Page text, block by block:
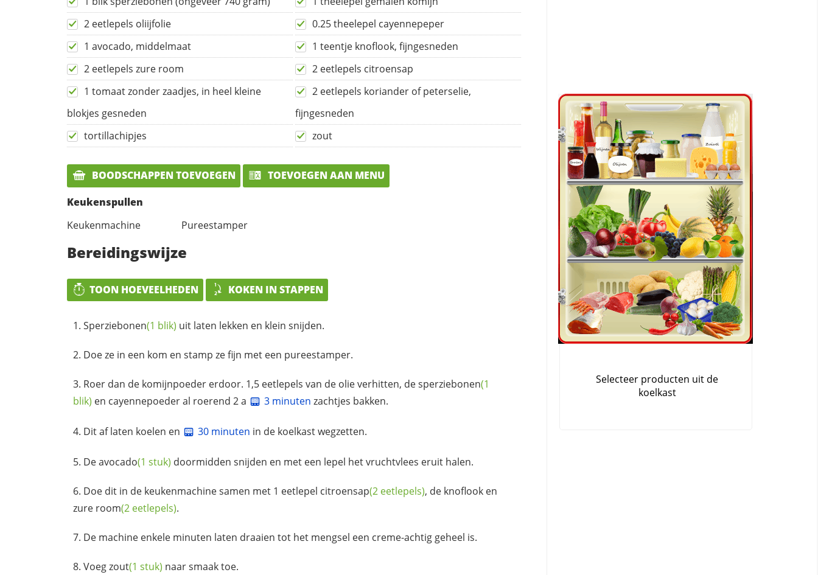
2 eetlepels oliijfolie
0.25 theelepel cayennepeper
1 avocado, middelmaat
1 teentje knoflook, fijngesneden
2 eetlepels zure room
2 eetlepels citroensap
1 tomaat zonder zaadjes, in heel kleine
blokjes gesneden
2 eetlepels koriander of peterselie,
fijngesneden
tortillachipjes
zout
BOODSCHAPPEN TOEVOEGEN
TOEVOEGEN AAN MENU
Keukenspullen
Keukenmachine
Pureestamper
Bereidingswijze
TOON HOEVEELHEDEN KOKEN IN STAPPEN
Sperziebonen(1 blik) uit laten lekken en klein snijden.
Doe ze in een kom en stamp ze fijn met een pureestamper.
Roer dan de komijnpoeder erdoor. 1,5 eetlepels van de olie verhitten, desperziebonen(1
blik) en cayennepoeder al roerend 2 a 3 minuten zachtjes bakken.
Dit af laten koelen en 30 minuten in de koelkast wegzetten.
Deavocado(1 stuk) doormidden snijden en met een lepel het vruchtvlees eruit halen.
Doe dit in de keukenmachine samen met 1 eetlepel citroensap(2 eetlepels), de knoflook en
zure room(2 eetlepels).
De machine enkele minuten laten draaien tot het mengsel een creme-achtig geheel is.
Voegzout(1 stuk) naar smaak toe.